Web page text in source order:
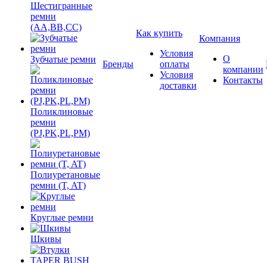
Шестигранные
ремни
(AA,BB,CC)
Зубчатые ремни
Поликлиновые
ремни
(PJ,PK,PL,PM)
Полиуретановые
ремни (T, AT)
Круглые ремни
Шкивы
Бренды
Как купить
Условия
оплаты
Условия
доставки
Компания
О
компании
Контакты